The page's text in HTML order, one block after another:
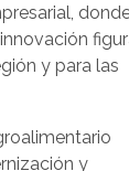
y para las
y